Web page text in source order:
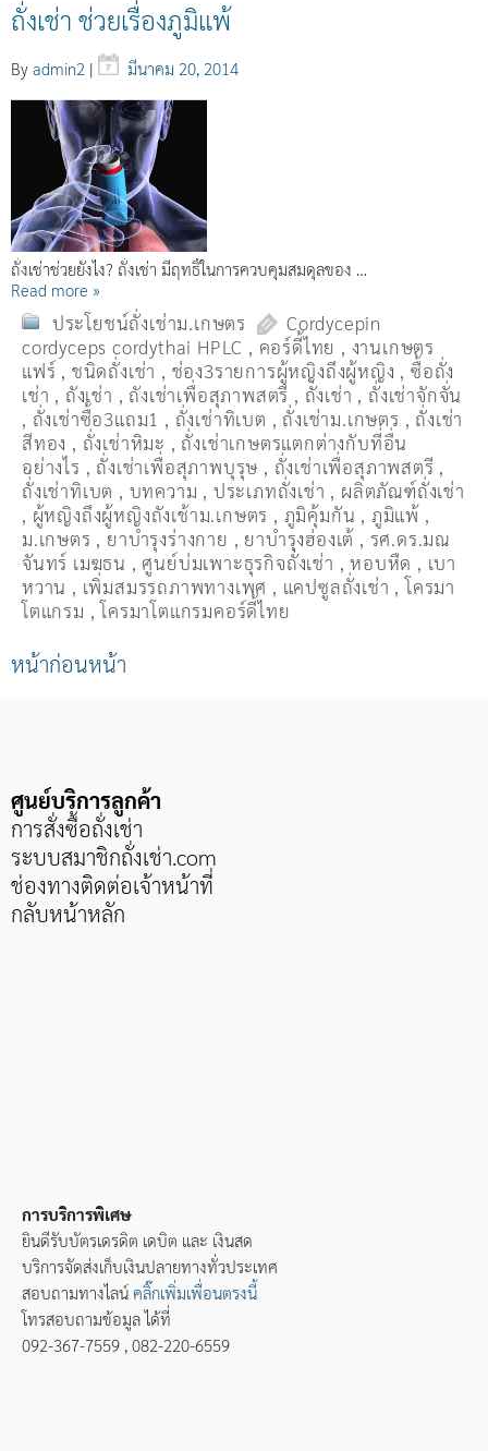
ถั่งเช่า ช่วยเรื่องภูมิแพ้
By admin2 | มีนาคม 20, 2014
ถั่งเช่าช่วยยังไง? ถั่งเช่า มีฤทธิ์ในการควบคุมสมดุลของ …
Read more »
ประโยชน์ถั่งเช่าม.เกษตร
Cordycepin
cordyceps cordythai HPLC , คอร์ดี้ไทย , งานเกษตร
แฟร์ , ชนิดถั่งเช่า , ช่อง3รายการผู้หญิงถึงผู้หญิง ,ซื้อถั่ง
เช่า , ถังเช่า , ถังเช่าเพื่อสุภาพสตรี , ถั่งเช่า , ถั่งเช่าจักจั่น
, ถั่งเช่าซื้อ3แถม1 , ถั่งเช่าทิเบต , ถั่งเช่าม.เกษตร , ถั่งเช่า
สีทอง , ถั่งเช่าหิมะ , ถั่งเช่าเกษตรแตกต่างกับที่อื่น
อย่างไร , ถั่งเช่าเพื่อสุภาพบุรุษ , ถั่งเช่าเพื่อสุภาพสตรี ,
ถั่่งเช่าทิเบต , บทความ , ประเภทถั่งเช่า , ผลิตภัณฑ์ถั่งเช่า
, ผู้หญิงถึงผู้หญิงถังเช้าม.เกษตร , ภูมิคุ้มกัน , ภูมิแพ้ ,
ม.เกษตร , ยาบำรุงร่างกาย , ยาบำรุงฮ่องเต้ , รศ.ดร.มณ
จันทร์ เมฆธน , ศูนย์บ่มเพาะธุรกิจถั่งเช่า ,หอบหืด , เบา
หวาน , เพิ่มสมรรถภาพทางเพศ , แคปซูลถั่งเช่า ,โครมา
โตแกรม ,โครมาโตแกรมคอร์ดี้ไทย
หน้าก่อนหน้า
ศูนย์บริการลูกค้า
การสั่งซื้อถั่งเช่า
ระบบสมาชิกถั่งเช่า.com
ช่องทางติดต่อเจ้าหน้าที่
กลับหน้าหลัก
การบริการพิเศษ
ยินดีรับบัตรเดรดิต เดบิต และ เงินสด
บริการจัดส่งเก็บเงินปลายทางทั่วประเทศ
สอบถามทางไลน์ คลิ๊กเพิ่มเพื่อนตรงนี้
โทรสอบถามข้อมูล ได้ที่
092-367-7559 , 082-220-6559